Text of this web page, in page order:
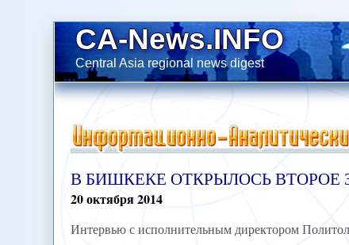
CA-News.INFO
Central Asia regional news digest
В БИШКЕКЕ ОТКРЫЛОСЬ
20октября2014
Интервью с исполнительным директором